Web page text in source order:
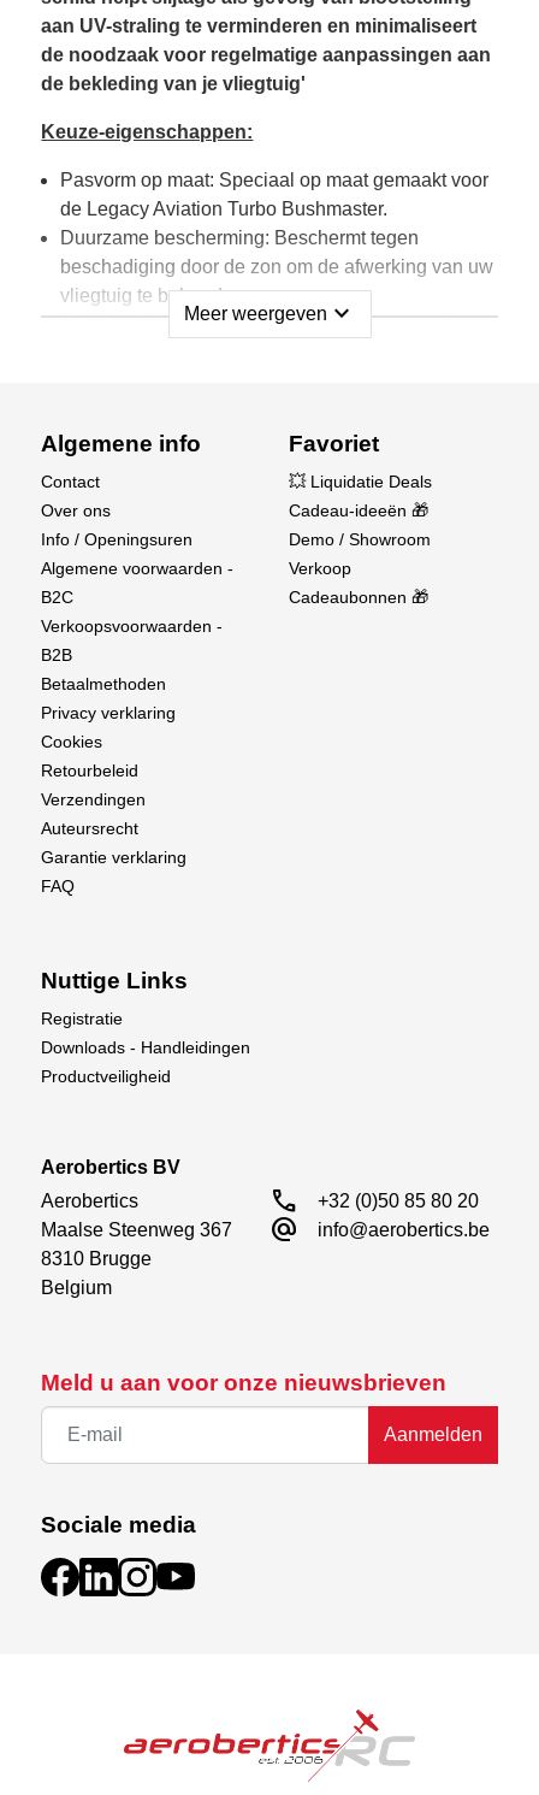
aan UV-straling te verminderen en minimaliseert
de noodzaak voor regelmatige aanpassingen aan
de bekleding van je vliegtuig'
Keuze-eigenschappen:
Pasvorm op maat: Speciaal op maat gemaakt voor
de Legacy Aviation Turbo Bushmaster.
Duurzame bescherming: Beschermt tegen
beschadiging door de zon om de afwerking van uw
vliegtuig te behouden.
Lichtgewicht & Ademend: Zorgt voor eenvoudige
opvallende rode “X” logo.
Geschikte opslag: Inclusief een compact
draagtasje voor eenvoudig transport en opslag.
Houd uw vliegtuig in topconditie met de
vertrouwde bescherming van het X-Rays Solar
Shield.
Meer weergeven expand_more
Meld u aan voor onze nieuwsbrieven
Aanmelden
Sociale media
Algemene info
Contact
Over ons
Info / Openingsuren
Algemene voorwaarden -
B2C
Verkoopsvoorwaarden -
B2B
Betaalmethoden
Privacy verklaring
Cookies
Retourbeleid
Verzendingen
Auteursrecht
Garantie verklaring
FAQ
Favoriet
💥 Liquidatie Deals
Cadeau-ideeën 🎁
Demo / Showroom
Verkoop
Cadeaubonnen 🎁
Nuttige Links
Registratie
Downloads - Handleidingen
Productveiligheid
Aerobertics BV
Aerobertics
Maalse Steenweg 367
8310 Brugge
Belgium
call +32 (0)50 85 80 20
alternate_email info@aerobertics.be